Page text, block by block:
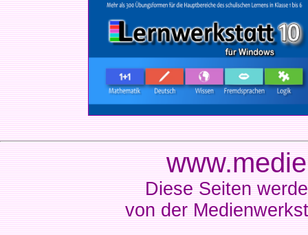
Diese Seiten
von der